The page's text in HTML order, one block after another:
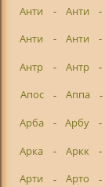
Анти
- Анти -
Анти
- Анти -
Антр
- Антр -
Апос
- Аппа -
Арба
- Арбу -
Арка
- Аркк -
Арти
- Арто -